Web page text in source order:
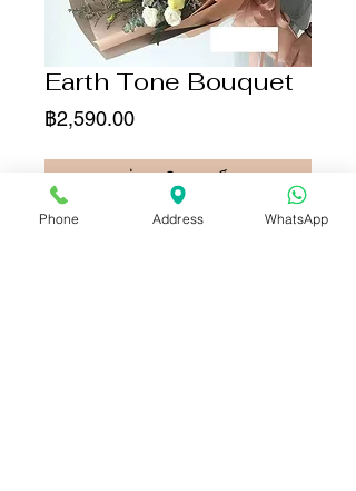
Earth Tone Bouquet
฿2,590.00ราคา
เพิ่มลงในรถเข็น
Phone Address WhatsApp